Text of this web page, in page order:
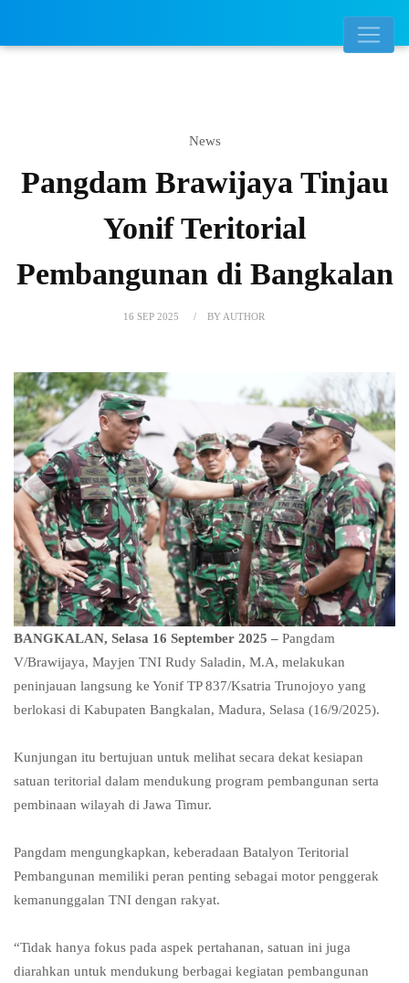
News
Pangdam Brawijaya Tinjau
Yonif Teritorial
Pembangunan di Bangkalan
16 SEP 2025 BY AUTHOR
BANGKALAN, Selasa 16 September 2025 – Pangdam
V/Brawijaya, Mayjen TNI Rudy Saladin, M.A, melakukan
peninjauan langsung ke Yonif TP 837/Ksatria Trunojoyo yang
berlokasi di Kabupaten Bangkalan, Madura, Selasa (16/9/2025).
Kunjungan itu bertujuan untuk melihat secara dekat kesiapan
satuan teritorial dalam mendukung program pembangunan serta
pembinaan wilayah di Jawa Timur.
Pangdam mengungkapkan, keberadaan Batalyon Teritorial
Pembangunan memiliki peran penting sebagai motor penggerak
kemanunggalan TNI dengan rakyat.
“Tidak hanya fokus pada aspek pertahanan, satuan ini juga
diarahkan untuk mendukung berbagai kegiatan pembangunan